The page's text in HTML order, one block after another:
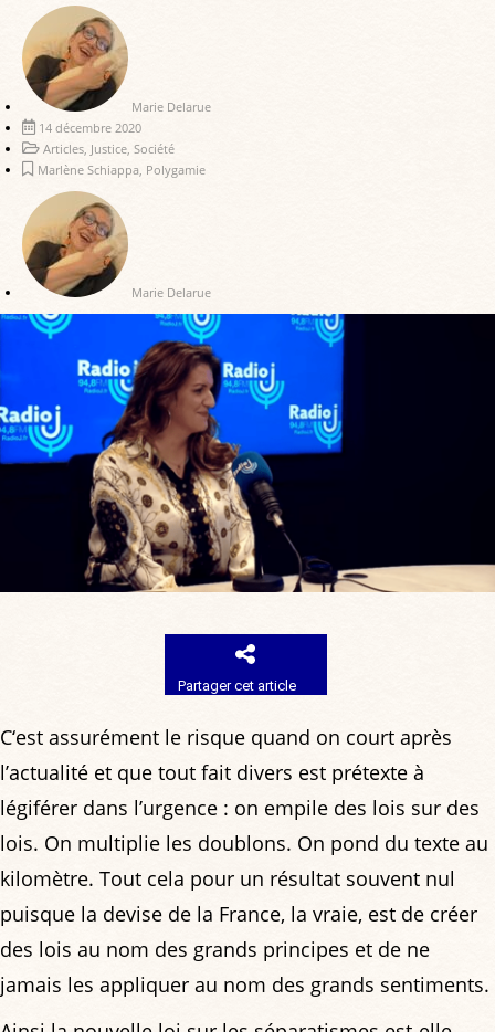
Marie Delarue
14 décembre 2020
Articles, Justice, Société
Marlène Schiappa, Polygamie
Marie Delarue
Partager cet article
C‘est assurément le risque quand on court après
l’actualité et que tout fait divers est prétexte à
légiférer dans l’urgence : on empile des lois sur des
lois. On multiplie les doublons. On pond du texte au
kilomètre. Tout cela pour un résultat souvent nul
puisque la devise de la France, la vraie, est de créer
des lois au nom des grands principes et de ne
jamais les appliquer au nom des grands sentiments.